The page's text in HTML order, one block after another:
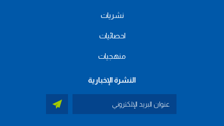
نشريات
احصائيات
منهجيات
النشرة الإخبارية